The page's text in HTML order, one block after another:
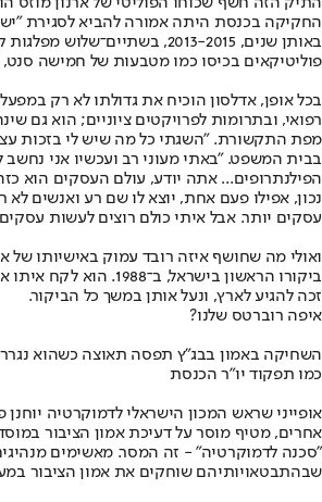
החקיקה בכנסת היתה אמורה להביא לסגירת
באותן שנים, 2013-2015,
פוליטיקאים בכיסו כמו מטבעות של חמישה
בכל אופן, אדלסון הוכיח את גדולתו לא רק
רפואי, ובתרומות לפרויקטים ציוניים; הוא גם
מפת התקשורת. "השגתי כל מה שיש לי בזכות
בבית המשפט. "באתי מעוני רב ועכשיו אני נחשב
הפילנתרופים... אתה יודע, עולם העסקים הוא
נכון, אפילו פעם אחת, יוצא לו שם רע ואנשים לא
עסקים יותר. אבל איתי כולם רוצים לעשות
ואולי מה שחושף איזה רובד עמוק באישיותו של
ביקורו הראשון בישראל,
זכה להגיע לארץ, ונעל אותן במשך כל הביקור.
איפה רוברטס שלנו?
השחיקה באמון בבג"ץ תפסה תאוצה כשהוא נגרר
כמו תפקוד יו"ר הכנסת
אופייני שראש המכון הישראלי לדמוקרטיה יוחנן
אחרים, מטיף מוסר על דעיכת אמון הציבור
"סכנה לדמוקרטיה" - זה המסר. מאשימים
שבהתבטאויותיהם שוחקים את אמון הציבור